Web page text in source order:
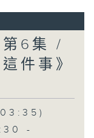
第6集 /
件事》
-